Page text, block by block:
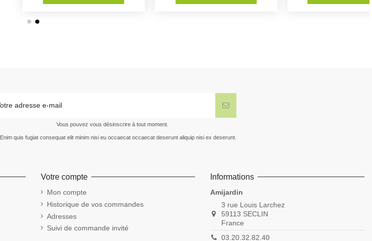
Vous pouvez vous désinscrire à tout moment.
Enim quis fugiat consequat elit minim nisi eu occaecat occaecat deserunt aliquip nisi ex deserunt.
Votre compte
Mon compte
Historique de vos commandes
Adresses
Suivi de commande invité
Informations
Amijardin
3 rue Louis Larchez
59113 SECLIN
France
03.20.32.82.40